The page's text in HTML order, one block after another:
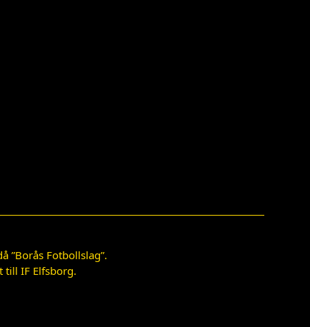
”Borås Fotbollslag”.
till IF Elfsborg.